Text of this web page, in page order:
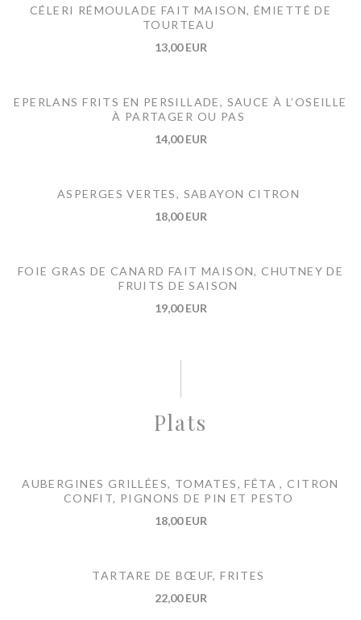
CÉLERI RÉMOULADE FAIT MAISON, ÉMIETTÉ DE
TOURTEAU
13,00 EUR
EPERLANS FRITS EN PERSILLADE, SAUCE À L’OSEILLE
À PARTAGER OU PAS
14,00 EUR
ASPERGES VERTES, SABAYON CITRON
18,00 EUR
FOIE GRAS DE CANARD FAIT MAISON, CHUTNEY DE
FRUITS DE SAISON
19,00 EUR
Plats
AUBERGINES GRILLÉES, TOMATES, FÉTA , CITRON
CONFIT, PIGNONS DE PIN ET PESTO
18,00 EUR
TARTARE DE BŒUF, FRITES
22,00 EUR